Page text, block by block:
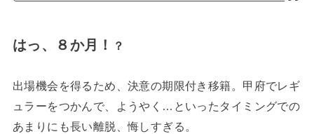
はっ、８か月！ ？
出場機会を得るため、決意の期限付き移籍。甲府でレギ
ュラーをつかんで、ようやく…といったタイミングでの
あまりにも長い離脱、悔しすぎる。